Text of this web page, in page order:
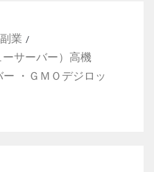
業
ーサーバー）高機
・ＧＭＯデジロッ